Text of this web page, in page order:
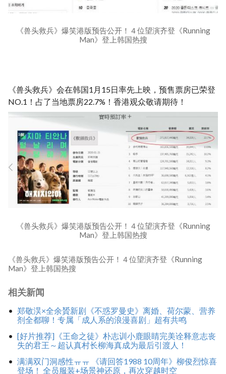
《兽头救兵》爆笑港版预告公开！４位望演齐登《Running
Man》登上韩国热搜
《兽头救兵》会在韩国1月15日率先上映，预售票房已荣登
NO.1！占了当地票房22.7%！香港观众敬请期待！
《兽头救兵》爆笑港版预告公开！４位望演齐登《Running
Man》登上韩国热搜
《兽头救兵》爆笑港版预告公开！４位望演齐登《Running
Man》登上韩国热搜
相关新闻
郑敬淏×全余贇新剧《不惑罗曼史》离婚、荷尔蒙、营养
剂全都聊！专属「成人系的浪漫喜剧」超有共鸣
[好片推荐]《王命之徒》朴志训小鹿眼睛完美诠释意志丧
失的君王～超认真村长柳海真成为最后引渡人！
满满双门洞感性ㅠㅠ 《请回答1988 10周年》柳俊烈惊喜
登场！ 全员服装+场景神还原，再次穿越时空